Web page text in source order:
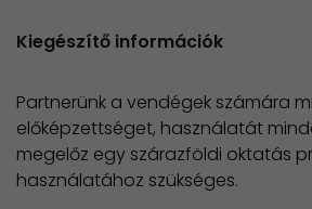
Kiegészítő információk
Partnerünk a vendégek számára
előképzettséget, használatát
megelőz egy szárazföldi oktatás
használatához szükséges.